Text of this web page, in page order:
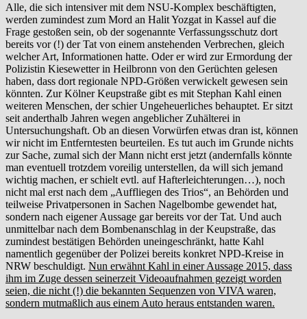
Alle, die sich intensiver mit dem NSU-Komplex beschäftigten,
werden zumindest zum Mord an Halit Yozgat in Kassel auf die
Frage gestoßen sein, ob der sogenannte Verfassungsschutz dort
bereits vor (!) der Tat von einem anstehenden Verbrechen, gleich
welcher Art, Informationen hatte. Oder er wird zur Ermordung der
Polizistin Kiesewetter in Heilbronn von den Gerüchten gelesen
haben, dass dort regionale NPD-Größen verwickelt gewesen sein
könnten. Zur Kölner Keupstraße gibt es mit Stephan Kahl einen
weiteren Menschen, der schier Ungeheuerliches behauptet. Er sitzt
seit anderthalb Jahren wegen angeblicher Zuhälterei in
Untersuchungshaft. Ob an diesen Vorwürfen etwas dran ist, können
wir nicht im Entferntesten beurteilen. Es tut auch im Grunde nichts
zur Sache, zumal sich der Mann nicht erst jetzt (andernfalls könnte
man eventuell trotzdem voreilig unterstellen, da will sich jemand
wichtig machen, er schielt evtl. auf Hafterleichterungen…), noch
nicht mal erst nach dem „Auffliegen des Trios“, an Behörden und
teilweise Privatpersonen in Sachen Nagelbombe gewendet hat,
sondern nach eigener Aussage gar bereits vor der Tat. Und auch
unmittelbar nach dem Bombenanschlag in der Keupstraße, das
zumindest bestätigen Behörden uneingeschränkt, hatte Kahl
namentlich gegenüber der Polizei bereits konkret NPD-Kreise in
NRW beschuldigt. Nun erwähnt Kahl in einer Aussage 2015, dass
ihm im Zuge dessen seinerzeit Videoaufnahmen gezeigt worden
seien, die nicht (!) die bekannten Sequenzen von VIVA waren,
sondern mutmaßlich aus einem Auto heraus entstanden waren.